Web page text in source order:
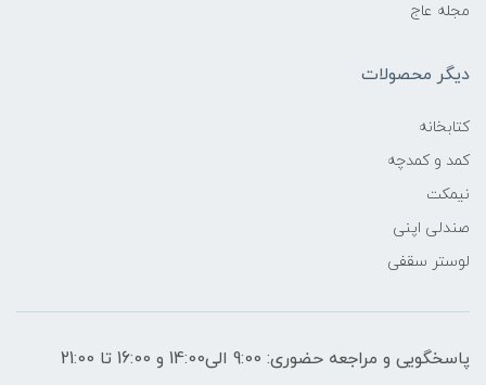
مجله عاج
دیگر محصولات
کتابخانه
کمد و کمدچه
نیمکت
صندلی اپنی
لوستر سقفی
پاسخگویی و مراجعه حضوری: 9:00 الی14:00 و 16:00 تا 21:00